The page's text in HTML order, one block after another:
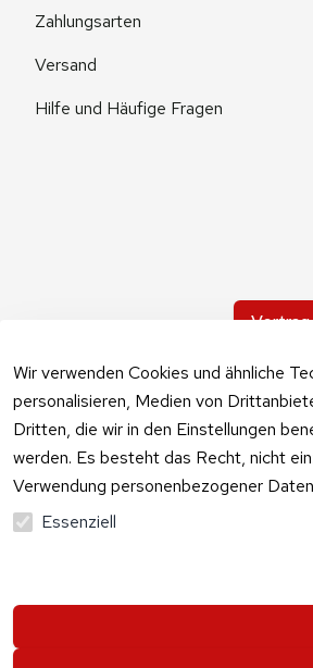
Wir verwenden Cookies und ähnliche
personalisieren, Medien von
Dritten, die wir in den Einstellungen
werden. Es besteht das Recht, nicht
Verwendung personenbezogener
Essenziell
Zahlungsarten
Versand
Hilfe und Häufige Fragen